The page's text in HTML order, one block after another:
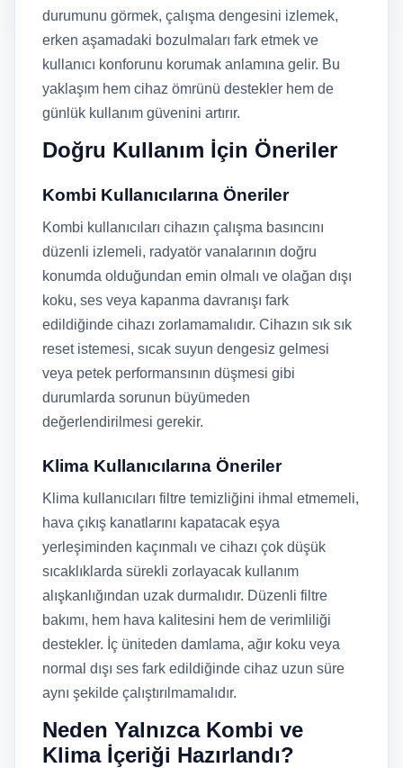
durumunu görmek, çalışma dengesini izlemek,
erken aşamadaki bozulmaları fark etmek ve
kullanıcı konforunu korumak anlamına gelir. Bu
yaklaşım hem cihaz ömrünü destekler hem de
günlük kullanım güvenini artırır.
Doğru Kullanım İçin Öneriler
Kombi Kullanıcılarına Öneriler
Kombi kullanıcıları cihazın çalışma basıncını
düzenli izlemeli, radyatör vanalarının doğru
konumda olduğundan emin olmalı ve olağan dışı
koku, ses veya kapanma davranışı fark
edildiğinde cihazı zorlamamalıdır. Cihazın sık sık
reset istemesi, sıcak suyun dengesiz gelmesi
veya petek performansının düşmesi gibi
durumlarda sorunun büyümeden
değerlendirilmesi gerekir.
Klima Kullanıcılarına Öneriler
Klima kullanıcıları filtre temizliğini ihmal etmemeli,
hava çıkış kanatlarını kapatacak eşya
yerleşiminden kaçınmalı ve cihazı çok düşük
sıcaklıklarda sürekli zorlayacak kullanım
alışkanlığından uzak durmalıdır. Düzenli filtre
bakımı, hem hava kalitesini hem de verimliliği
destekler. İç üniteden damlama, ağır koku veya
normal dışı ses fark edildiğinde cihaz uzun süre
aynı şekilde çalıştırılmamalıdır.
Neden Yalnızca Kombi ve
Klima İçeriği Hazırlandı?